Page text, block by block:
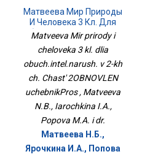
Матвеева Мир Природы
И Человека 3 Кл. Для
Обуч.интел.наруш. В 2-Х
Ч. Часть 2ОБНОВЛЕН
УчебникПрос
Matveeva Mir prirody i
cheloveka 3 kl. dlia
obuch.intel.narush. v 2-kh
ch. Chast' 2OBNOVLEN
uchebnikPros , Matveeva
N.B., Iarochkina I.A.,
Popova M.A. i dr.
Матвеева Н.Б.,
Ярочкина И.А., Попова